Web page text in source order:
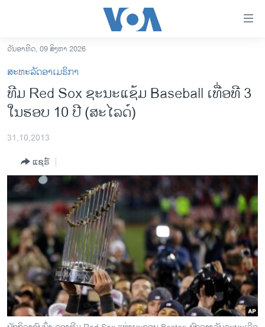
ເຂົ້າ
ຫາ
ຂ້າມ
ຂ້າມ
ຂ້າມ
ຫາ
ລາວ
ອາເມຣິກາ
ຂ່າວ​ຈີນ
ໂລກ
ເອເຊຍ
ອິດສະຫຼະພາບດ້ານການຂ່າວ
ຊີວິດຊາວລາວ
ຊຸມຊົນຊາວລາວ
ວິທະຍາສາດ-ເທັກໂນໂລຈີ
ທຸລະກິດ
ພາສາອັງກິດ
ວັນອາທິດ, 09 ສິງຫາ 2026
ສະຫະລັດອາເມຣິກາ
ທີມ Red Sox ຊະນະແຊ້ມ Baseball ເທື່ອທີ 3
ໃນຮອບ 10 ປີ (ສະ​ໄລ​ດ໌)
31,10,2013
ແຊຣ໌